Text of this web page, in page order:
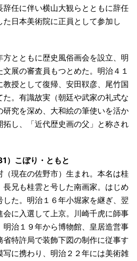
辞任に伴い横山大観らとともに辞任
た日本美術院に正員として参加し
方とともに歴史風俗画会を設立、明
展の審査員もつとめた。明治４１
授として復帰、安田靫彦、尾竹国
。有識故実（朝廷や武家の礼式な
研究を深め、大和絵の筆使いを活か
拓し、「近代歴史画の父」と称され
）こぼり・ともと
（現在の佐野市）生まれ。本名は桂
長兄も桂雲と号した南画家。はじめ
た。明治１６年小堀家を継ぎ、翌
会に入選して上京。川崎千虎に師事
明治１９年から博物館、皇居造営事
特許局で装飾下図の制作に従事す
写に携わり、明治２２年には美術雑